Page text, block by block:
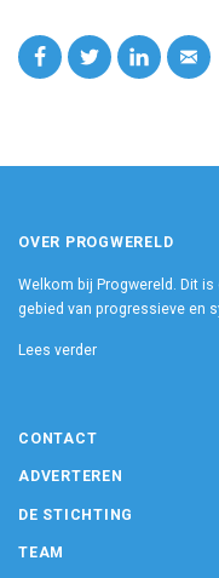
OVER PROGWERELD
Welkom bij Progwereld. Dit
gebied van progressieve en
Lees verder
CONTACT
ADVERTEREN
DE STICHTING
TEAM